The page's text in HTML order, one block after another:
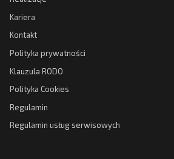
Kariera
Kontakt
Polityka prywatności
Klauzula RODO
Polityka Cookies
Regulamin
Regulamin usług serwisowych